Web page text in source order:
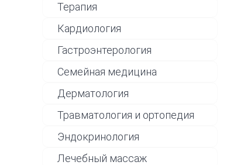
Терапия
Кардиология
Гастроэнтерология
Семейная медицина
Дерматология
Травматология и ортопедия
Эндокринология
Лечебный массаж